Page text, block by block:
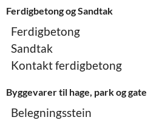
Ferdigbetong og Sandtak
Ferdigbetong
Sandtak
Kontakt ferdigbetong
Byggevarer til hage, park og gate
Belegningsstein